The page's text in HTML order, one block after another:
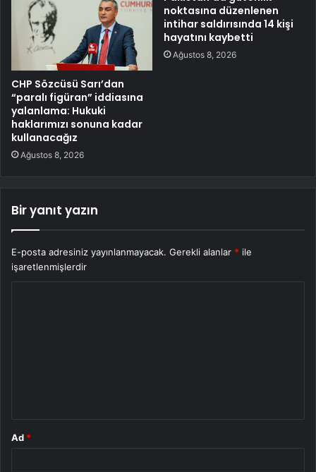
CHP Sözcüsü Sarı’dan
“paralı figüran” iddiasına
yalanlama: Hukuki
haklarımızı sonuna kadar
kullanacağız
Ağustos 8, 2026
noktasına düzenlenen
intihar saldırısında 14 kişi
hayatını kaybetti
Ağustos 8, 2026
Bir yanıt yazın
E-posta adresiniz yayınlanmayacak. Gerekli alanlar * ile
işaretlenmişlerdir
Ad *